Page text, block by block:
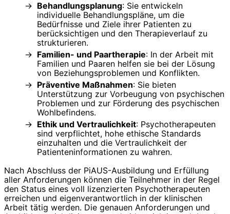
Behandlungsplanung: Sie entwickeln
individuelle Behandlungspläne, um die
Bedürfnisse und Ziele ihrer Patienten zu
berücksichtigen und den Therapieverlauf zu
strukturieren.
Familien- und Paartherapie: In der Arbeit mit
Familien und Paaren helfen sie bei der Lösung
von Beziehungsproblemen und Konflikten.
Präventive Maßnahmen: Sie bieten
Unterstützung zur Vorbeugung von psychischen
Problemen und zur Förderung des psychischen
Wohlbefindens.
Ethik und Vertraulichkeit: Psychotherapeuten
sind verpflichtet, hohe ethische Standards
einzuhalten und die Vertraulichkeit der
Patienteninformationen zu wahren.
Nach Abschluss der PiAUS-Ausbildung und Erfüllung
aller Anforderungen können die Teilnehmer in der Regel
den Status eines voll lizenzierten Psychotherapeuten
erreichen und eigenverantwortlich in der klinischen
Arbeit tätig werden. Die genauen Anforderungen und